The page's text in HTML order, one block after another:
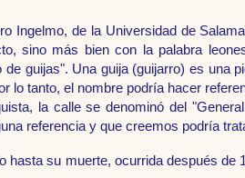
Ingelmo, de la Universidad de
sino más bien con la palabra
de guijas". Una guija (guijarro) es una
lo tanto, el nombre podría hacer
la calle se denominó del
referencia y que creemos podría
hasta su muerte, ocurrida después de